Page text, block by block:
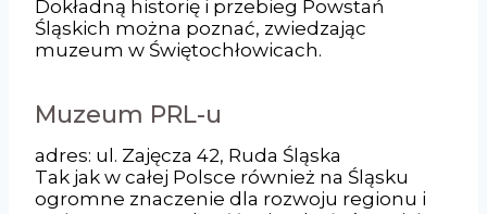
Dokładną historię i przebieg Powstań
Śląskich można poznać, zwiedzając
muzeum w Świętochłowicach.
Muzeum PRL-u
adres: ul. Zajęcza 42, Ruda Śląska
Tak jak w całej Polsce również na Śląsku
ogromne znaczenie dla rozwoju regionu i